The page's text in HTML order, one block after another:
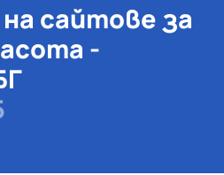
сайтове за
-